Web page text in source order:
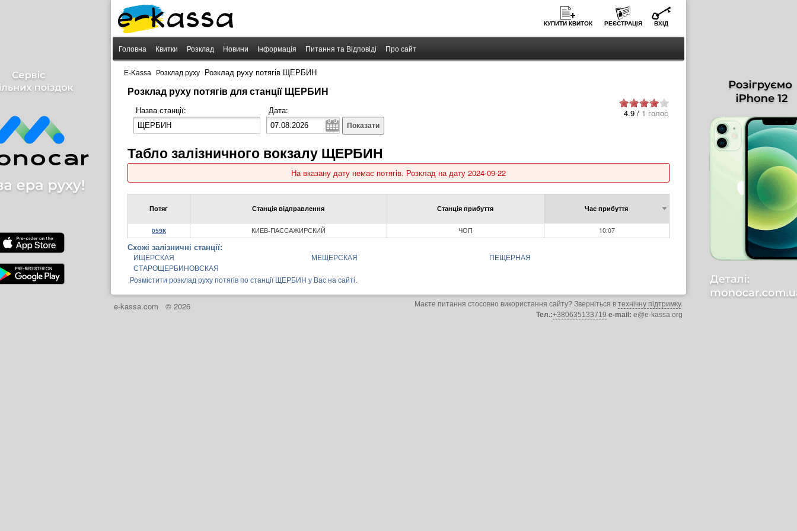
КУПИТИ КВИТОК РЕЄСТРАЦІЯ ВХІД
Головна Квитки Розклад Новини Інформація Питання та Відповіді Про сайт
E-Kassa Розклад руху Розклад руху потягів ЩЕРБИН
Розклад руху потягів для станції ЩЕРБИН
4.9 / 1 голос
Назва станції: Дата:
Показати
Табло залізничного вокзалу ЩЕРБИН
На вказану дату немає потягів. Розклад на дату 2024-09-22
Потяг Станція відправлення Станція прибуття Час прибуття
059К КИЕВ-ПАССАЖИРСКИЙ ЧОП 10:07
Схожі залізничні станції:
ИЩЕРСКАЯ МЕЩЕРСКАЯ
ПЕЩЕРНАЯ
СТАРОЩЕРБИНОВСКАЯ
Розмістити розклад руху потягів по станції ЩЕРБИН у Вас на сайті.
e-kassa.com © 2026 Маєте питання стосовно використання сайту? Зверніться в технічну підтримку.
Тел.:+380635133719 e-mail: e@e-kassa.org